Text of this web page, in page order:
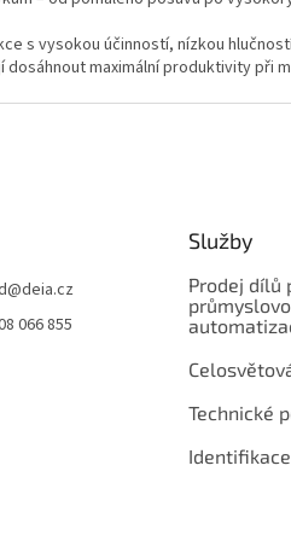
s vysokou účinností, nízkou
dosáhnout maximální produktivity při
@deia.cz
066 855
Služby
Prodej dílů
Technické